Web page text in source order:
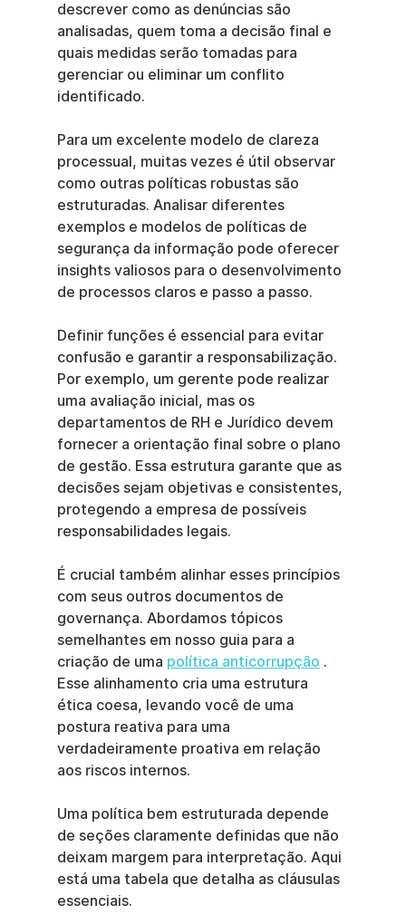
descrever como as denúncias são
analisadas, quem toma a decisão final e
quais medidas serão tomadas para
gerenciar ou eliminar um conflito
identificado.
Para um excelente modelo de clareza
processual, muitas vezes é útil observar
como outras políticas robustas são
estruturadas. Analisar diferentes
exemplos e modelos de políticas de
segurança da informação pode oferecer
insights valiosos para o desenvolvimento
de processos claros e passo a passo.
Definir funções é essencial para evitar
confusão e garantir a responsabilização.
Por exemplo, um gerente pode realizar
uma avaliação inicial, mas os
departamentos de RH e Jurídico devem
fornecer a orientação final sobre o plano
de gestão. Essa estrutura garante que as
decisões sejam objetivas e consistentes,
protegendo a empresa de possíveis
responsabilidades legais.
É crucial também alinhar esses princípios
com seus outros documentos de
governança. Abordamos tópicos
semelhantes em nosso guia para a
criação de uma política anticorrupção .
Esse alinhamento cria uma estrutura
ética coesa, levando você de uma
postura reativa para uma
verdadeiramente proativa em relação
aos riscos internos.
Uma política bem estruturada depende
de seções claramente definidas que não
deixam margem para interpretação. Aqui
está uma tabela que detalha as cláusulas
essenciais.